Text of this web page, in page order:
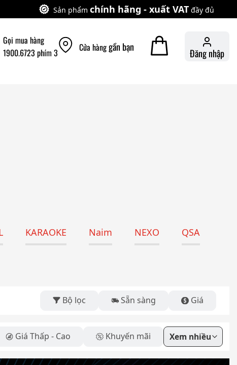
Sản phẩm chính hãng - xuất VAT đầy đủ
Gọi mua hàng
1900.6723 phím 3
Cửa hànggần bạn Đăng nhập
KARAOKE Naim NEXO
QSA
Bộ lọc Sẵn sàng Giá
Giá Thấp - Cao Khuyến mãi